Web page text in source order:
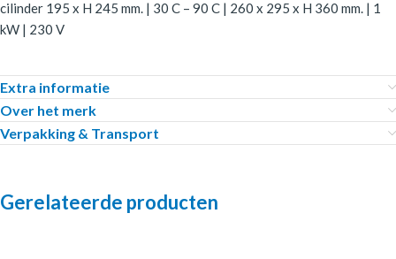
cilinder 195 x H 245 mm. | 30 C – 90 C | 260 x 295 x H 360 mm. | 1
kW | 230 V
Extra informatie
Over het merk
Verpakking & Transport
Gerelateerde producten